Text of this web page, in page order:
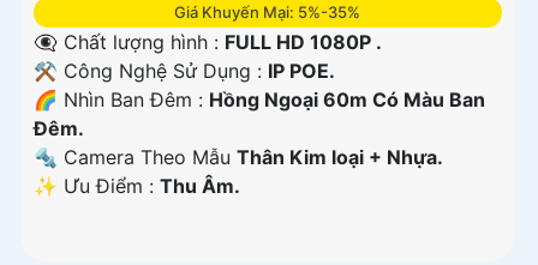
Giá Khuyến Mại: 5%-35%
👁️‍🗨 Chất lượng hình : FULL HD 1080P .
⚒ Công Nghệ Sử Dụng : IP POE.
🌈 Nhìn Ban Đêm : Hồng Ngoại 60m Có Màu Ban
Ðêm.
🔩 Camera Theo Mẫu Thân Kim loại + Nhựa.
️✨ Ưu Điểm : Thu Âm.